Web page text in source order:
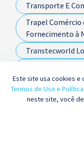
Este site usa cookies e
Termos de Uso e
neste site, você
Transporte E
Trapel Comércio
Fornecimento à
Transtecworld
Tristão
Ultracargo -
União Brasileira